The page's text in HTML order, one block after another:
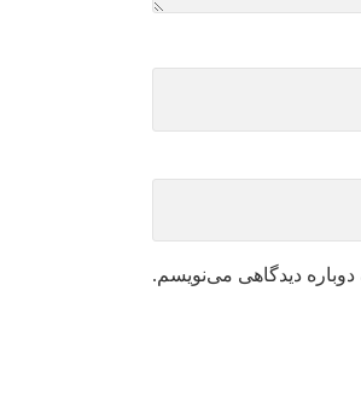
دیدگاهی می‌نویسم.